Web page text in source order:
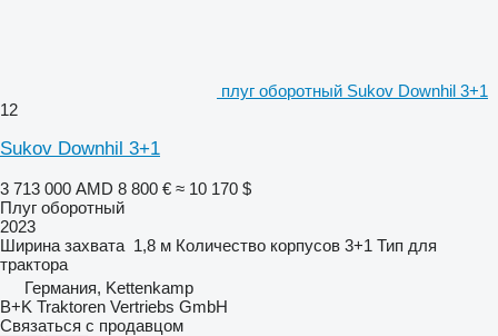
плуг оборотный Sukov Downhil 3+1
12
Sukov Downhil 3+1
3 713 000 AMD 8 800 € ≈ 10 170 $
Плуг оборотный
2023
Ширина захвата 1,8 м Количество корпусов 3+1 Тип для
трактора
Германия, Kettenkamp
B+K Traktoren Vertriebs GmbH
Связаться с продавцом